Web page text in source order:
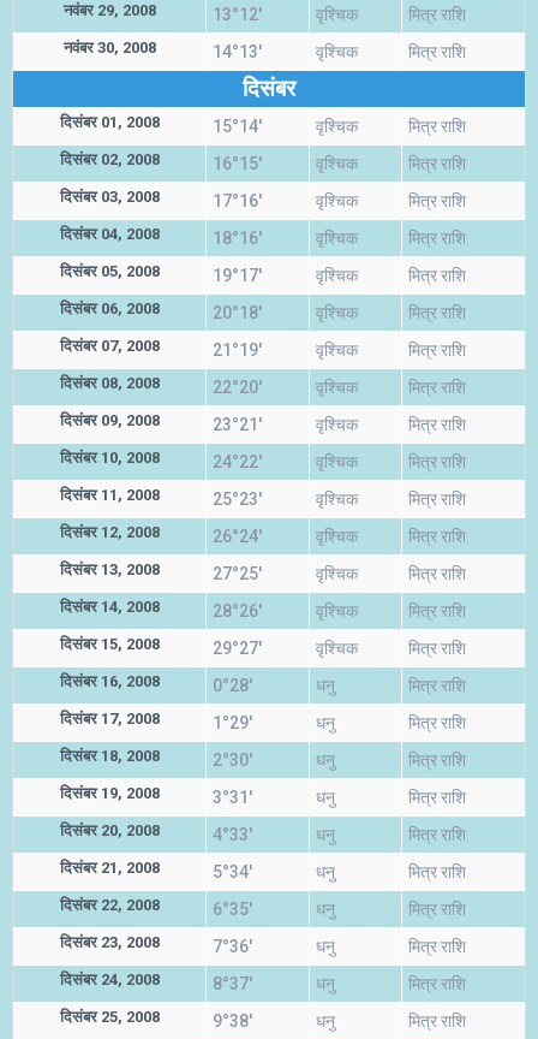
नवंबर 29, 2008 13°12' वृश्चिक मित्र राशि
नवंबर 30, 2008 14°13' वृश्चिक मित्र राशि
दिसंबर
दिसंबर 01, 2008 15°14' वृश्चिक मित्र राशि
दिसंबर 02, 2008 16°15' वृश्चिक मित्र राशि
दिसंबर 03, 2008 17°16' वृश्चिक मित्र राशि
दिसंबर 04, 2008 18°16' वृश्चिक मित्र राशि
दिसंबर 05, 2008 19°17' वृश्चिक मित्र राशि
दिसंबर 06, 2008 20°18' वृश्चिक मित्र राशि
दिसंबर 07, 2008 21°19' वृश्चिक मित्र राशि
दिसंबर 08, 2008 22°20' वृश्चिक मित्र राशि
दिसंबर 09, 2008 23°21' वृश्चिक मित्र राशि
दिसंबर 10, 2008 24°22' वृश्चिक मित्र राशि
दिसंबर 11, 2008 25°23' वृश्चिक मित्र राशि
दिसंबर 12, 2008 26°24' वृश्चिक मित्र राशि
दिसंबर 13, 2008 27°25' वृश्चिक मित्र राशि
दिसंबर 14, 2008 28°26' वृश्चिक मित्र राशि
दिसंबर 15, 2008 29°27' वृश्चिक मित्र राशि
दिसंबर 16, 2008 0°28' धनु मित्र राशि
दिसंबर 17, 2008 1°29' धनु मित्र राशि
दिसंबर 18, 2008 2°30' धनु मित्र राशि
दिसंबर 19, 2008 3°31' धनु मित्र राशि
दिसंबर 20, 2008 4°33' धनु मित्र राशि
दिसंबर 21, 2008 5°34' धनु मित्र राशि
दिसंबर 22, 2008 6°35' धनु मित्र राशि
दिसंबर 23, 2008 7°36' धनु मित्र राशि
दिसंबर 24, 2008 8°37' धनु मित्र राशि
दिसंबर 25, 2008 9°38' धनु मित्र राशि